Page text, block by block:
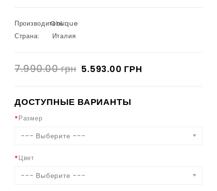
Производитель:
Oblique
Страна:
Италия
7.990.00 грн 5.593.00 ГРН
ДОСТУПНЫЕ ВАРИАНТЫ
Размер
--- Выберите ---
Цвет
--- Выберите ---